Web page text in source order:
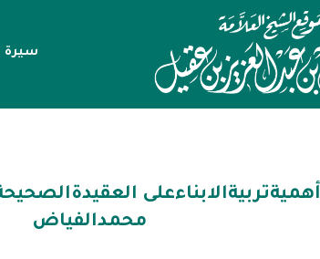
سيرة
أهميةتربيةالابناءعلى
محمدالفياض